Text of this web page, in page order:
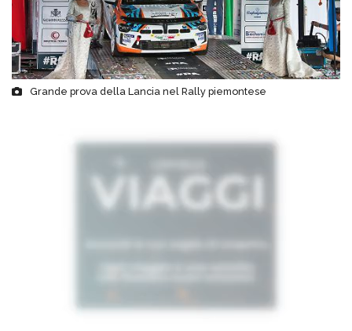
Grande prova della Lancia nel Rally piemontese